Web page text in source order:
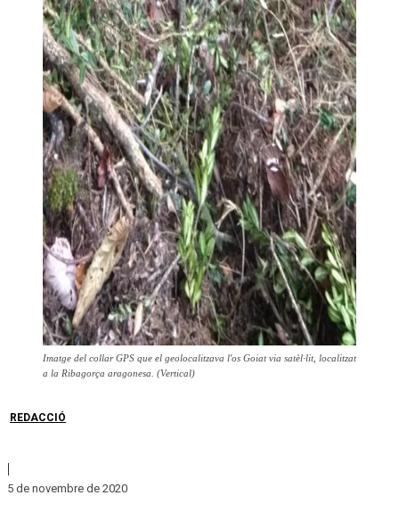
Imatge del collar GPS que el geolocalitzava l'os Goiat via satèl·lit, localitzat
a la Ribagorça aragonesa. (Vertical)
REDACCIÓ
|
5 de novembre de 2020